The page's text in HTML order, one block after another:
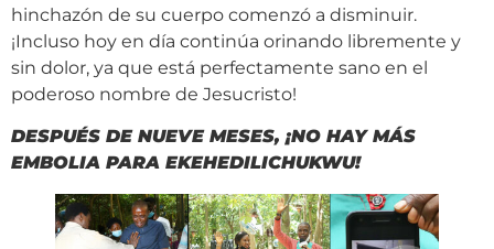
hinchazón de su cuerpo comenzó a disminuir.
¡Incluso hoy en día continúa orinando libremente y
sin dolor, ya que está perfectamente sano en el
poderoso nombre de Jesucristo!
DESPUÉS DE NUEVE MESES, ¡NO HAY MÁS
EMBOLIA PARA EKEHEDILICHUKWU!